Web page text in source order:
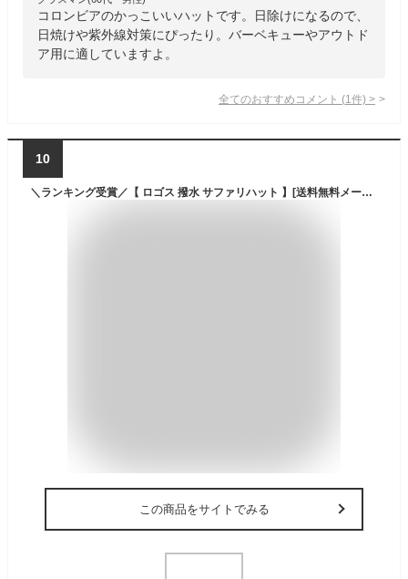
コロンビアのかっこいいハットです。日除けになるので、
日焼けや紫外線対策にぴったり。バーベキューやアウトド
ア用に適していますよ。
全てのおすすめコメント (1 件) >
10
＼ランキング受賞／【 ロゴス 撥水 サファリハット 】[送料無料メール便] 帽子 ロゴス LOGOS hat アドベンチャー 紐付き 撥水 ハット バケット UV 紫外線 UVカット あご紐 メンズ レディース 男女兼用 アウトドア 山海釣り スポーツ 春夏秋冬 おしゃれ 楽天 マラソン セール
この商品をサイトでみる